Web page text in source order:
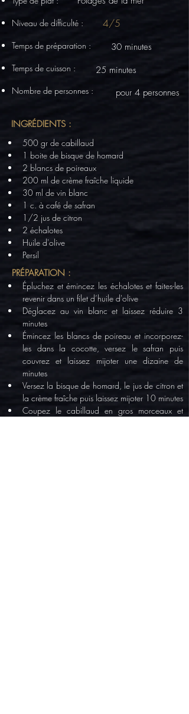
Niveau de difficulté :
Temps de préparation :
Temps de cuisson :
Nombre de personnes :
4/5
30 minutes
25 minutes
pour 4 personnes
INGRÉDIENTS :
500 gr de cabillaud
1 boite de bisque de homard
2 blancs de poireaux
200 ml de crème fraîche liquide
30 ml de vin blanc
1 c. à café de safran
1/2 jus de citron
2 échalotes
Huile d'olive
Persil
PRÉPARATION :
Épluchez et émincez les échalotes et faites-les
revenir dans un filet d’huile d'olive
Déglacez au vin blanc et laissez réduire 3
minutes
Émincez les blancs de poireau et incorporez-
les dans la cocotte, versez le safran puis
couvrez et laissez mijoter une dizaine de
minutes
Versez la bisque de homard, le jus de citron et
la crème fraîche puis laissez mijoter 10 minutes
Coupez le cabillaud en gros morceaux et